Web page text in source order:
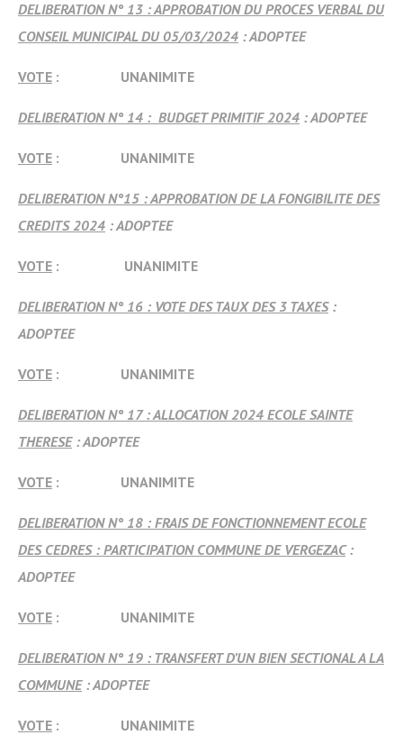
DELIBERATION N° 13 : APPROBATION DU PROCES VERBAL DU
CONSEIL MUNICIPAL DU 05/03/2024 : ADOPTEE
VOTE : UNANIMITE
DELIBERATION N° 14 : BUDGET PRIMITIF 2024 : ADOPTEE
VOTE : UNANIMITE
DELIBERATION N°15 : APPROBATION DE LA FONGIBILITE DES
CREDITS 2024 : ADOPTEE
VOTE : UNANIMITE
DELIBERATION N° 16 : VOTE DES TAUX DES 3 TAXES:
ADOPTEE
VOTE : UNANIMITE
DELIBERATION N° 17 : ALLOCATION 2024 ECOLE SAINTE
THERESE: ADOPTEE
VOTE : UNANIMITE
DELIBERATION N° 18 : FRAIS DE FONCTIONNEMENT ECOLE
DES CEDRES : PARTICIPATION COMMUNE DE VERGEZAC:
ADOPTEE
VOTE : UNANIMITE
DELIBERATION N° 19 : TRANSFERT D’UN BIEN SECTIONAL A LA
COMMUNE: ADOPTEE
VOTE : UNANIMITE